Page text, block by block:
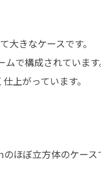
大きなケースです。
ムで構成されていま
上がっています。
ほぼ立方体のケース